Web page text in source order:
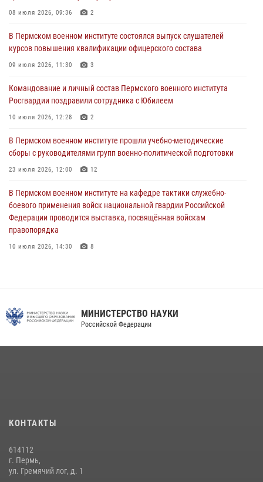
курсов повышения квалификации офицерского состава
09 июля 2026, 11:30 3
по набору абитуриентов из числа граждан, прошедших и не
проходивших военную службу
08 июля 2026, 09:36 2
Военнослужащие Пермского военного института приняли участие в
чемпионате войск национальной гвардии Российской Федерации по
боксу
В Росгвардии определили лучших специалистов продовольственной
службы
06 июля 2026, 05:30
08 июля 2026, 09:36 2
В Пермском военном институте состоялся выпуск слушателей
курсов повышения квалификации офицерского состава
09 июля 2026, 11:30 3
Командование и личный состав Пермского военного института
Росгвардии поздравили сотрудника с Юбилеем
10 июля 2026, 12:28 2
В Пермском военном институте прошли учебно-методические
сборы с руководителями групп военно-политической подготовки
23 июля 2026, 12:00 12
В Пермском военном институте на кафедре тактики служебно-
боевого применения войск национальной гвардии Российской
Федерации проводится выставка, посвящённая войскам
правопорядка
10 июля 2026, 14:30 8
24 июля 2026, 12:30 14
чемпионате войск национальной гвардии Российской Федерации по
05 августа 2026, 10:11
В подразделениях военного института проведено военно-
политическое информирование на тему: «28 июля – День памяти
равноапостольного великого князя Владимира – крестителя Руси,
МИНИСТЕРСТВО НАУКИ
Российской Федерации
КОНТАКТЫ
614112
г. Пермь,
ул. Гремячий лог, д. 1